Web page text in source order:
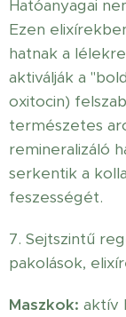
Hatóanyagai
Ezen
hatnak a
aktiválják a
oxitocin)
természetes
remineralizáló
serkentik a
feszességét.
7. Sejtszintű
pakolások,
Maszkok: aktív